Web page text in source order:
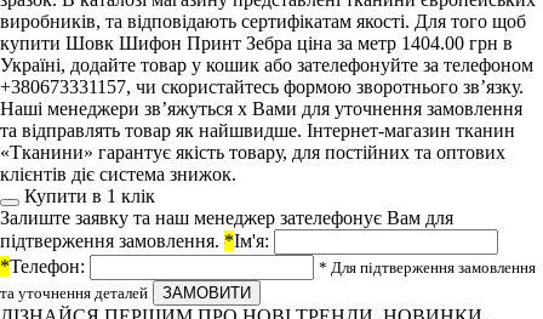
виробників, та відповідають сертифікатам якості. Для того щоб
купити Шовк Шифон Принт Зебра ціна за метр 1404.00 грн в
Україні, додайте товар у кошик або зателефонуйте за телефоном
+380673331157, чи скористайтесь формою зворотнього зв’язку.
Наші менеджери зв’яжуться х Вами для уточнення замовлення
та відправлять товар як найшвидше. Інтернет-магазин тканин
«Тканини» гарантує якість товару, для постійних та оптових
клієнтів діє система знижок.
Купити в 1 клiк
Залиште заявку та наш менеджер зателефонує Вам для
підтверження замовлення. *Ім'я:
*Телефон:
* Для підтверження замовлення
та уточнення деталей